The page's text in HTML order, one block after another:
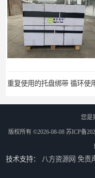
您是
版权所有 ©2026-08-08 苏ICP备
技术支持： 八方资源网 免责